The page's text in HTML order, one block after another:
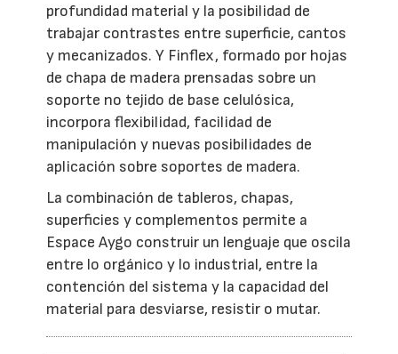
profundidad material y la posibilidad de
trabajar contrastes entre superficie, cantos
y mecanizados. Y Finflex, formado por hojas
de chapa de madera prensadas sobre un
soporte no tejido de base celulósica,
incorpora flexibilidad, facilidad de
manipulación y nuevas posibilidades de
aplicación sobre soportes de madera.
La combinación de tableros, chapas,
superficies y complementos permite a
Espace Aygo construir un lenguaje que oscila
entre lo orgánico y lo industrial, entre la
contención del sistema y la capacidad del
material para desviarse, resistir o mutar.